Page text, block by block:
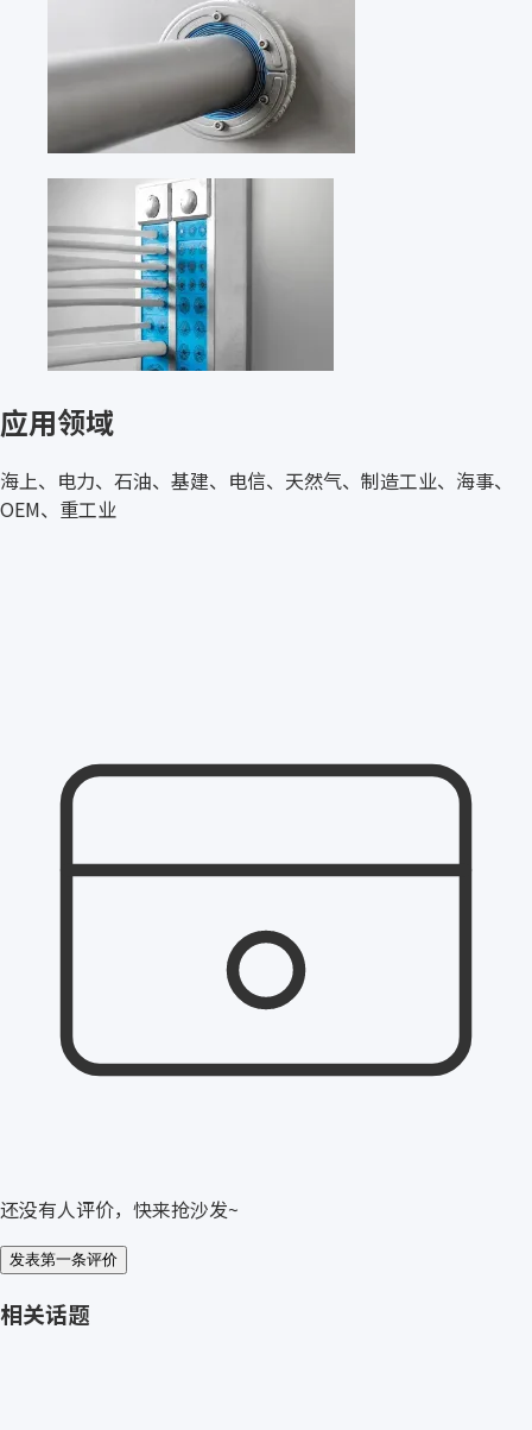
应用领域
海上、电力、石油、基建、电信、天然气、制造工业、海事、
OEM、重工业
还没有人评价，快来抢沙发~
发表第一条评价
相关话题